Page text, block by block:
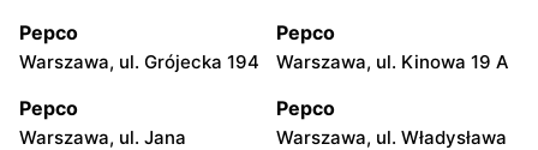
Pepco
Warszawa, ul. Grójecka 194
Pepco
Warszawa, ul. Kinowa 19 A
Pepco
Warszawa, ul. Jana
Pepco
Warszawa, ul. Władysława